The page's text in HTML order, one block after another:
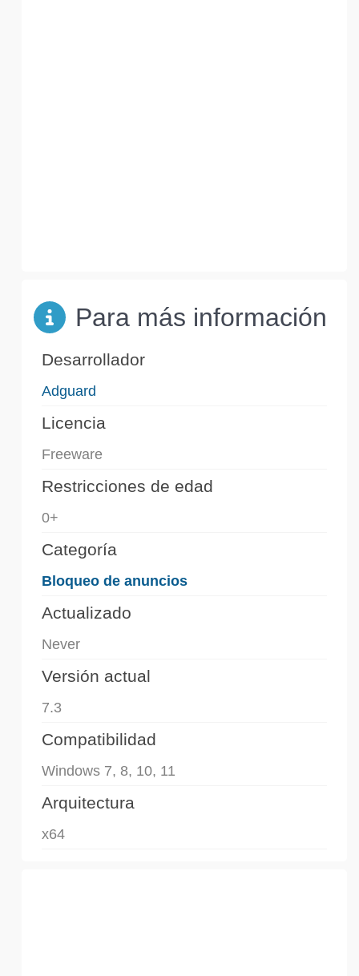
Para más información
Desarrollador
Adguard
Licencia
Freeware
Restricciones de edad
0+
Categoría
Bloqueo de anuncios
Actualizado
Never
Versión actual
7.3
Compatibilidad
Windows 7, 8, 10, 11
Arquitectura
x64